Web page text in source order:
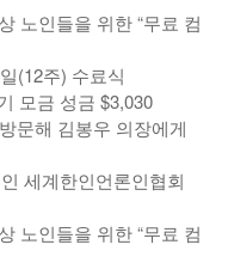
노인들을 위한 “무료 컴
) 수료식
모금 성금 $3,030
봉우 의장에게
세계한인언론인협회
노인들을 위한 “무료 컴